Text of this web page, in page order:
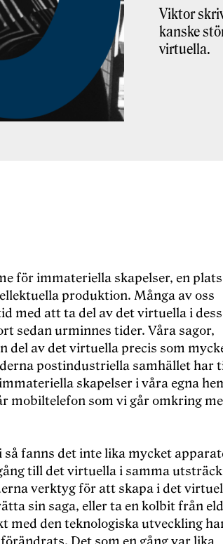
Viktor
kanske
virtuella.
för immateriella skapelser, en
produktion. Många av oss
med att ta del av det virtuella i
sedan urminnes tider. Våra sagor,
del av det virtuella precis som
postindustriella samhället har
skapelser i våra egna
mobiltelefon som vi går omkring
fanns det inte lika mycket
till det virtuella i samma
verktyg för att skapa i det
sin saga, eller ta en kolbit från
med den teknologiska utveckling